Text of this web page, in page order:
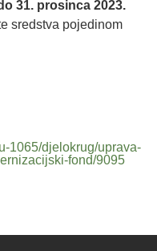
31. prosinca 2023.
sredstva pojedinom
1065/djelokrug/uprava-
fond/9095